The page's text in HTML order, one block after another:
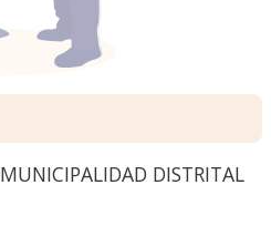
MUNICIPALIDAD DISTRITAL